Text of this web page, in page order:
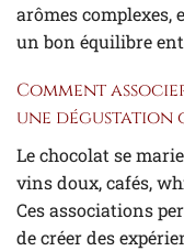
arômes
un bon équilibre
Comment
une dégustation
Le chocolat se
vins doux, cafés,
Ces associations
de créer des